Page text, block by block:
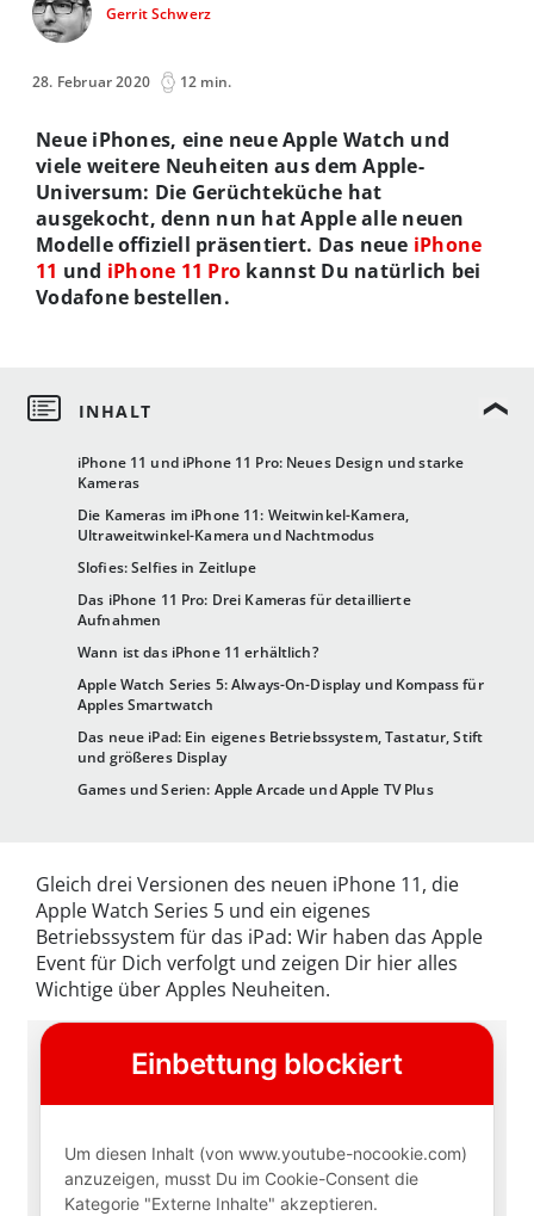
Gerrit Schwerz
28. Februar 2020 12 min.
iPhone 11 und iPhone 11 Pro: Neues Design und starke
Kameras
Die Kameras im iPhone 11: Weitwinkel-Kamera,
Ultraweitwinkel-Kamera und Nachtmodus
Slofies: Selfies in Zeitlupe
Das iPhone 11 Pro: Drei Kameras für detaillierte
Aufnahmen
Wann ist das iPhone 11 erhältlich?
Apple Watch Series 5: Always-On-Display und Kompass für
Apples Smartwatch
Das neue iPad: Ein eigenes Betriebssystem, Tastatur, Stift
und größeres Display
Games und Serien: Apple Arcade und Apple TV Plus
Neue iPhones, eine neue Apple Watch und
viele weitere Neuheiten aus dem Apple-
Universum: Die Gerüchteküche hat
ausgekocht, denn nun hat Apple alle neuen
Modelle offiziell präsentiert. Das neue iPhone
11 und iPhone 11 Pro kannst Du natürlich bei
Vodafone bestellen.
Gleich drei Versionen des neuen iPhone 11, die
Apple Watch Series 5 und ein eigenes
Betriebssystem für das iPad: Wir haben das Apple
Event für Dich verfolgt und zeigen Dir hier alles
Wichtige über Apples Neuheiten.